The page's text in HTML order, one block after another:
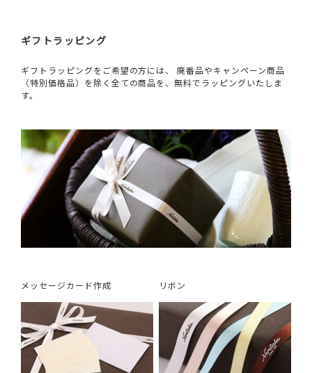
ギフトラッピング
ギフトラッピングをご希望の方には、 廃番品やキャンペーン商品
（特別価格品）を除く全ての商品を、無料でラッピングいたしま
す。
メッセージカード作成 リボン